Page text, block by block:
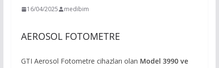
16/04/2025 medibim
AEROSOL FOTOMETRE
GTI Aerosol Fotometre cihazları olan Model 3990 ve